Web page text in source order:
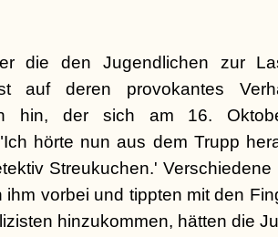
die den Jugendlichen zur
auf deren provokantes
hin, der sich am 16.
hörte nun aus dem Trupp
Streukuchen.'
ihm vorbei und tippten mit den
hinzukommen, hätten die